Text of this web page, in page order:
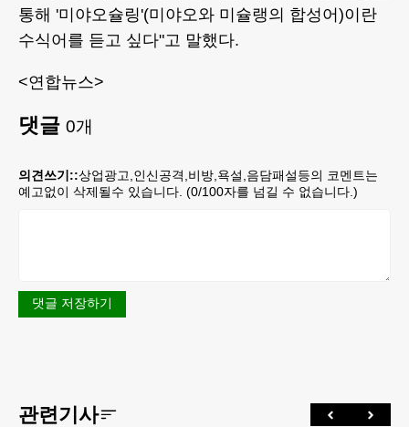
통해 '미야오슐링'(미야오와 미슐랭의 합성어)이란
수식어를 듣고 싶다"고 말했다.
<연합뉴스>
댓글 0개
의견쓰기::상업광고,인신공격,비방,욕설,음담패설등의 코멘트는
예고없이 삭제될수 있습니다. (0/100자를 넘길 수 없습니다.)
댓글 저장하기
관련기사